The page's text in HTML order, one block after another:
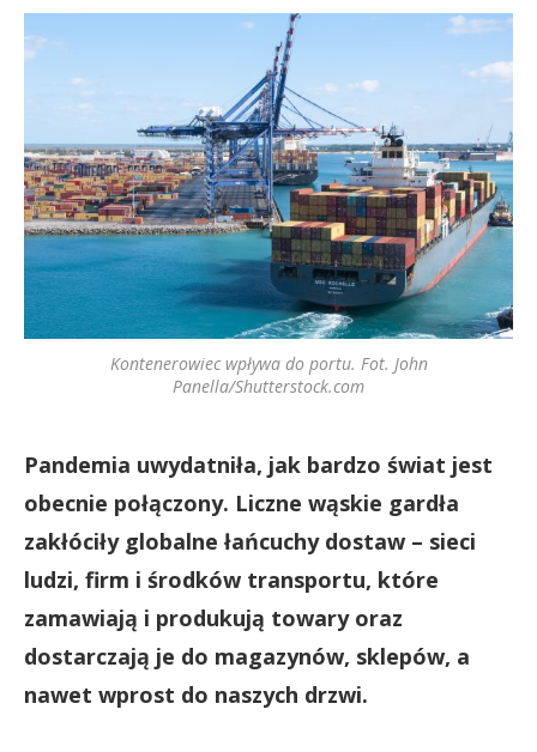
Kontenerowiec wpływa do portu. Fot. John
Panella/Shutterstock.com
Pandemia uwydatniła, jak bardzo świat jest
obecnie połączony. Liczne wąskie gardła
zakłóciły globalne łańcuchy dostaw – sieci
ludzi, firm i środków transportu, które
zamawiają i produkują towary oraz
dostarczają je do magazynów, sklepów, a
nawet wprost do naszych drzwi.